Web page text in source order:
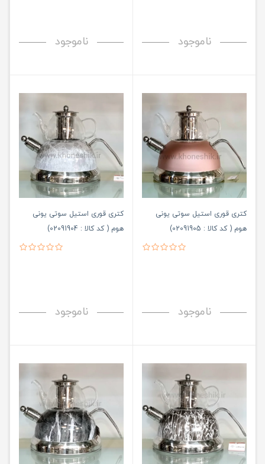
ناموجود ناموجود
کتری قوری استیل سوتی یونی
هوم ( کد کالا : 02091905)
ناموجود
کتری قوری استیل سوتی یونی
هوم ( کد کالا : 02091904)
ناموجود